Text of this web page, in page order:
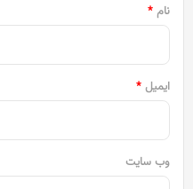
نام *
ایمیل *
وب‌ سایت